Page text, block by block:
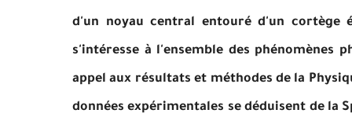
d'un noyau central entouré d'un cortège
s'intéresse à l'ensemble des phénomènes
appel aux résultats et méthodes de la
données expérimentales se déduisent de la